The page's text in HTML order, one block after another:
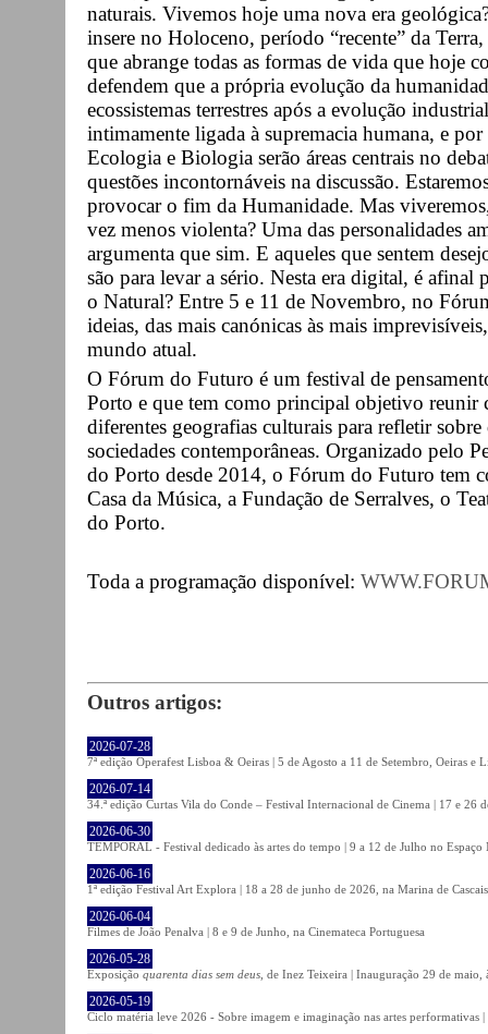
naturais. Vivemos hoje uma nova era
insere no Holoceno, período “recente” da
que abrange todas as formas de vida que hoje
defendem que a própria evolução da
ecossistemas terrestres após a evolução
intimamente ligada à supremacia humana, e
Ecologia e Biologia serão áreas centrais no
questões incontornáveis na discussão.
provocar o fim da Humanidade. Mas
vez menos violenta? Uma das personalidades
argumenta que sim. E aqueles que sentem
são para levar a sério. Nesta era digital, é
o Natural? Entre 5 e 11 de Novembro, no
ideias, das mais canónicas às mais
mundo atual.
O Fórum do Futuro é um festival de
Porto e que tem como principal objetivo reunir
diferentes geografias culturais para refletir sobre
sociedades contemporâneas. Organizado pelo
do Porto desde 2014, o Fórum do Futuro tem
Casa da Música, a Fundação de Serralves, o
do Porto.
Toda a programação disponível:
Outros artigos:
2026-07-28
7ª edição Operafest Lisboa & Oeiras | 5 de Agosto a 11 de Setembro, Oeiras e
2026-07-14
34.ª edição Curtas Vila do Conde – Festival Internacional de Cinema | 17 e 26
2026-06-30
TEMPORAL - Festival dedicado às artes do tempo | 9 a 12 de Julho no
2026-06-16
1ª edição Festival Art Explora | 18 a 28 de junho de 2026, na Marina de Cascais
2026-06-04
Filmes de João Penalva | 8 e 9 de Junho, na Cinemateca Portuguesa
2026-05-28
Exposição quarenta dias sem deus , de Inez Teixeira | Inauguração 29 de
2026-05-19
Ciclo matéria leve 2026 - Sobre imagem e imaginação nas artes